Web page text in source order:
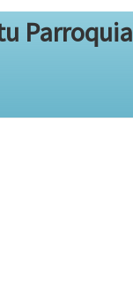
Parroquia